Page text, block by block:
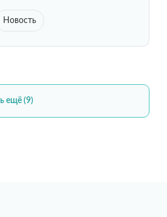
Новость
ещё (9)